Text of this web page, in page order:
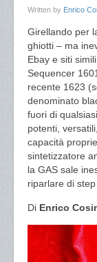
Written by Enrico
Girellando per
ghiotti – ma
Ebay e siti
Sequencer
recente 1623
denominato
fuori di
potenti,
capacità
sintetizzatore
la GAS sale
riparlare di
Di Enrico